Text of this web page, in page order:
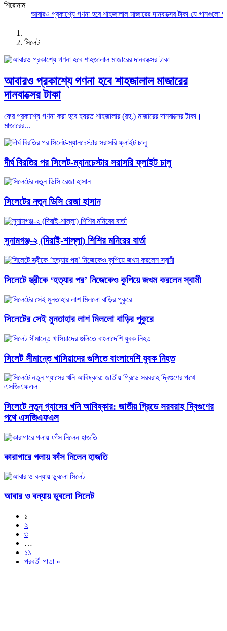
শিরোনাম
আবারও প্রকাশ্যে গণনা হবে শাহজালাল মাজারের দানবাক্সের টাকাযে গানগুলো আজও
সিলেট
আবারও প্রকাশ্যে গণনা হবে শাহজালাল মাজারের
দানবাক্সের টাকা
ফের প্রকাশ্যে গণনা করা হবে হযরত শাহজালার (রহ.) মাজারের দানবাক্সের টাকা।
মাজারের...
দীর্ঘ বিরতির পর সিলেট-ম্যানচেস্টার সরাসরি ফ্লাইট চালু
সিলেটের নতুন ডিসি রেজা হাসান
সুনামগঞ্জ-২ (দিরাই-শাল্লা) শিশির মনিরের বার্তা
সিলেটে স্ত্রীকে ‘হত্যার পর’ নিজেকেও কুপিয়ে জখম করলেন স্বামী
সিলেটের সেই মুনতাহার লাশ মিললো বাড়ির পুকুরে
সিলেট সীমান্তে খাসিয়াদের গুলিতে বাংলাদেশি যুবক নিহত
সিলেটে নতুন গ্যাসের খনি আবিষ্কার: জাতীয় গ্রিডে সরবরাহ দ্বিগুণের
পথে এসজিএফএল
কারাগারে গলায় ফাঁস নিলেন হাজতি
আবার ও বন্যায় ডুবলো সিলেট
১
২
৩
…
১১
পরবর্তী পাতা »